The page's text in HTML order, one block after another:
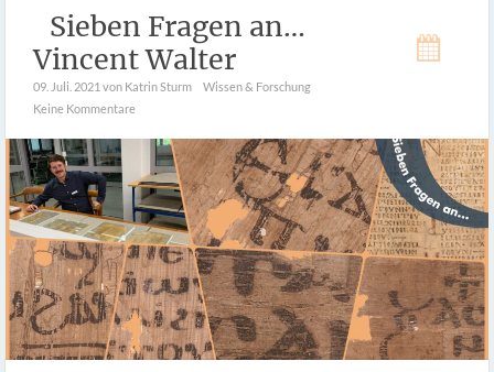
Sieben Fragen an…
Vincent Walter
09. Juli. 2021 von Katrin Sturm
Wissen & Forschung
Keine Kommentare